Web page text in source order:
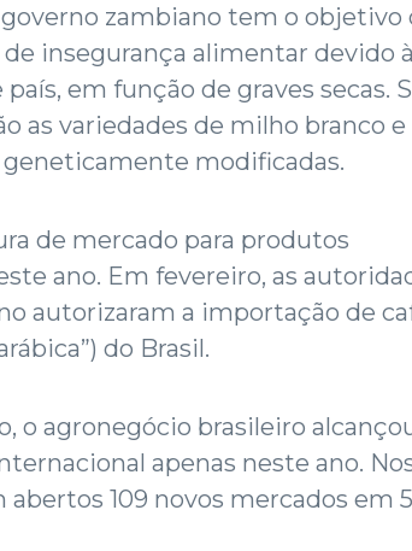
zambiano tem o objetivo
insegurança alimentar devido à
em função de graves secas.
as variedades de milho branco e
modificadas.
de mercado para produtos
ano. Em fevereiro, as
autorizaram a importação de
do Brasil.
o agronegócio brasileiro
apenas neste ano.
abertos 109 novos mercados em